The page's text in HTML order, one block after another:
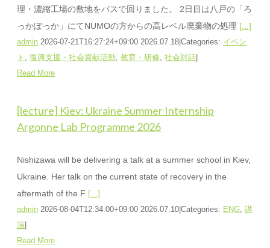
理・濃縮工場の敷地をバスで回りました。 2日目は八戸の「ろ
っかぽっか」にてNUMOの方からの高レベル廃棄物の処理 [...]
admin 2026-07-21T16:27:24+09:00 2026.07.18 Categories: イベン
ト , 復興支援・社会貢献活動, 教育・研修, 社会対話
Read More
[lecture] Kiev: Ukraine Summer Internship
Argonne Lab Programme 2026
Nishizawa will be delivering a talk at a summer school in Kiev,
Ukraine. Her talk on the current state of recovery in the
aftermath of the F [...]
admin 2026-08-04T12:34:00+09:00 2026.07.10 Categories: ENG, 講
演
Read More